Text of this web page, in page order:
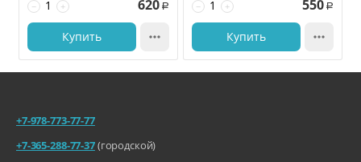
+
− 620 Р
Купить 
+
− 550 Р
Купить 
+7-978-773-77-77
+7-365-288-77-37(городской)